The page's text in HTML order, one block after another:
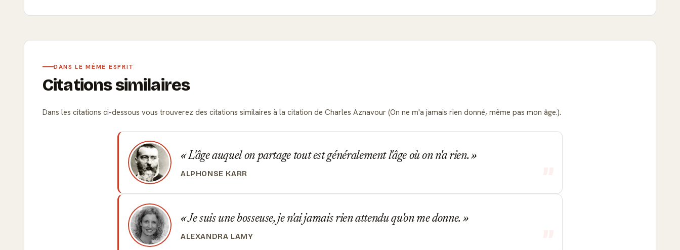
DANS LE MÊME ESPRIT
Citations similaires
Dans les citations ci-dessous vous trouverez des citations similaires à la citation de Charles Aznavour (On ne m'a jamais rien donné, même pas mon âge.).
L'âge auquel on partage tout est généralement l'âge où on n'a rien.
ALPHONSE KARR
Je suis une bosseuse, je n'ai jamais rien attendu qu'on me donne.
ALEXANDRA LAMY